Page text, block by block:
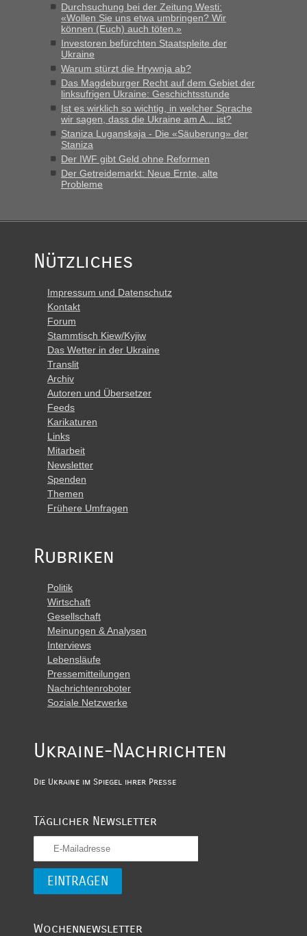
„Bin am Montag 15.6.26 um 8 Uhr in Urgyniw ausgereist,
das erste Mal an einem Montagmorgen ca. 15 Fahrzeuge
vor mir, bin sonst der Erste oder Zweite, egal, nach ca 20
Minuten wurde dann die nächste Welle...“
Berichte und Reisetipps • Re: An welchem
Grenzübergang zwischen Polen und der Ukraine geht es am
schnellsten?
„Derzeit, ist es überall sehr voll an den Grenzen Ukraine/
Polen. Zb. Krakovets 100 PKW ca. 10 h Wartezeit. Wollen
Montag rüber, versuchen es sehr früh.“
Durchsuchung bei der Zeitung Westi:
«Wollen Sie uns etwa umbringen? Wir
können (Euch) auch töten.»
Investoren befürchten Staatspleite der
Ukraine
Warum stürzt die Hrywnja ab?
Das Magdeburger Recht auf dem Gebiet der
linksufrigen Ukraine: Geschichtsstunde
Ist es wirklich so wichtig, in welcher Sprache
wir sagen, dass die Ukraine am A... ist?
Staniza Luganskaja - Die «Säuberung» der
Staniza
Der IWF gibt Geld ohne Reformen
Der Getreidemarkt: Neue Ernte, alte
Probleme
Nützliches
Impressum und Datenschutz
Kontakt
Forum
Stammtisch Kiew/Kyjiw
Das Wetter in der Ukraine
Translit
Archiv
Autoren und Übersetzer
Feeds
Karikaturen
Links
Mitarbeit
Newsletter
Spenden
Themen
Frühere Umfragen
Rubriken
Politik
Wirtschaft
Gesellschaft
Meinungen & Analysen
Interviews
Lebensläufe
Pressemitteilungen
Nachrichtenroboter
Soziale Netzwerke
Ukraine-Nachrichten
Die Ukraine im Spiegel ihrer Presse
Täglicher Newsletter
Wochennewsletter